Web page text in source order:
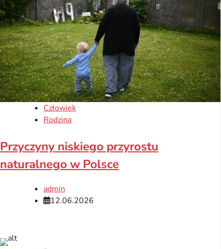
Człowiek
Rodzina
Przyczyny niskiego przyrostu
naturalnego w Polsce
admin
12.06.2026